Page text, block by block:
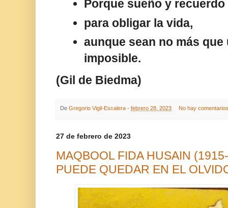
Porque sueño y
para obligar la vida,
aunque sean no más que
imposible.
(Gil de Biedma)
De Gregorio Vigil-Escalera - febrero 28, 2023 No hay
27 de febrero de 2023
MAQBOOL FIDA HUSAIN
PUEDE QUEDAR EN EL